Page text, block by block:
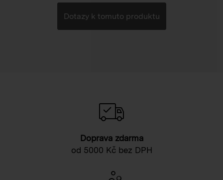
Dotazy k tomuto produktu
Doprava zdarma
od 5000 Kč bez DPH